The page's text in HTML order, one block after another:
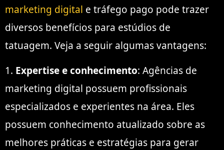
marketing digital e tráfego pago pode trazer
diversos benefícios para estúdios de
tatuagem. Veja a seguir algumas vantagens:
1. Expertise e conhecimento: Agências de
marketing digital possuem profissionais
especializados e experientes na área. Eles
possuem conhecimento atualizado sobre as
melhores práticas e estratégias para gerar